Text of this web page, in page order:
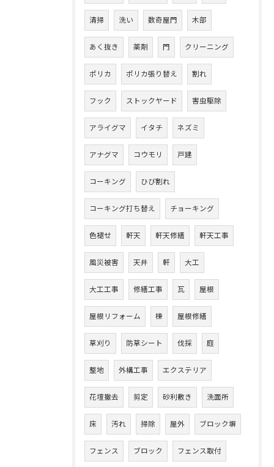
清掃 洗い 数奇屋門 木部
あく抜き 薬剤 門 クリーニング
ポリカ ポリカ張り替え 割れ
フック ストックヤード 害虫駆除
アライグマ イタチ ネズミ
アナグマ コウモリ 戸建
コーキング ひび割れ
コーキング打ち替え チョーキング
色褪せ 軒天 軒天修繕 軒天工事
風災被害 天井 軒 大工
大工工事 修繕工事 瓦 屋根
屋根リフォーム 棟 屋根修繕
草刈り 防草シート 伐採 庭
整地 外構工事 エクステリア
花壇撤去 剪定 砂利敷き 洗面所
床 汚れ 掃除 屋外 ブロック塀
フェンス ブロック フェンス取付